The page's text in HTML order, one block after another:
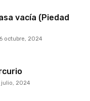
vacía (Piedad
octubre, 2024
julio, 2024